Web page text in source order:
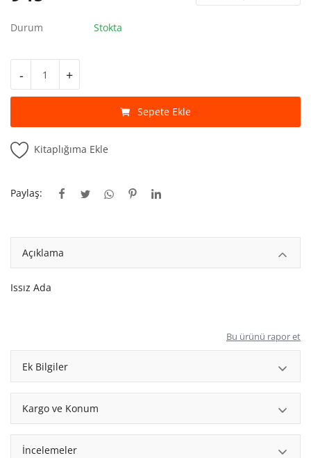
Diğer
Kitaplığım
Mağazalar
Blog
İletişim
TRY (₺)
Durum Stokta
- +
Sepete Ekle
Kitaplığıma Ekle
Paylaş:
Açıklama
Issız Ada
Bu ürünü rapor et
Ek Bilgiler
Kargo ve Konum
İncelemeler